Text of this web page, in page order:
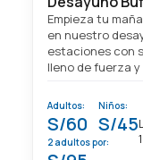
Empieza tu
en nuestro
estaciones con
lleno de fuerza y
Adultos:
S/60
Niños:
S/45
2 adultos por: